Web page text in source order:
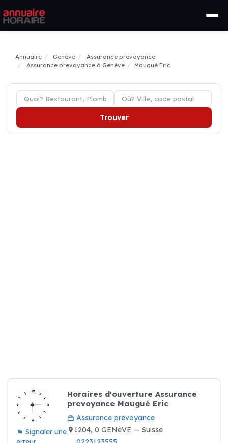
Annuaire Genève
Assurance prevoyance
Assurance prevoyance à Genève
Maugué Eric
Trouver
Signaler une
Horaires d'ouverture Assurance
prevoyance Maugué Eric
Assurance prevoyance
1204, 0 GENèVE — Suisse